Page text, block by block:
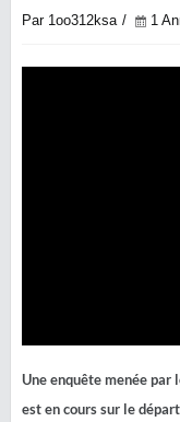
Par 1oo312ksa 1
Une enquête menée par
est en cours sur le